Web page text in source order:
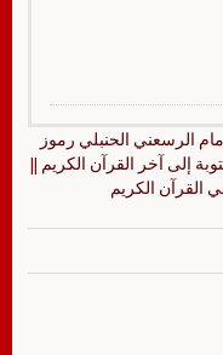
الرسعني الحنبلي رموز
إلى آخر القرآن الكريم ||
القرآن الكريم